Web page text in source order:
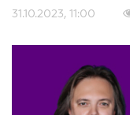
31.10.2023, 11:00